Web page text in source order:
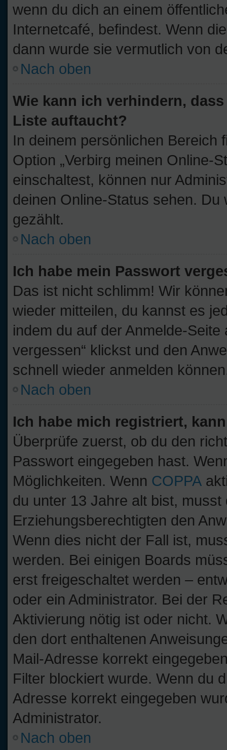
wenn du dich an einem
Internetcafé, befindest. Wenn
dann wurde sie vermutlich von
Nach oben
Wie kann ich verhindern,
Liste auftaucht?
In deinem persönlichen Bereich
Option „Verbirg meinen Online-
einschaltest, können nur
deinen Online-Status sehen.
gezählt.
Nach oben
Ich habe mein Passwort
Das ist nicht schlimm! Wir
wieder mitteilen, du kannst es
indem du auf der Anmelde-
vergessen“ klickst und den
schnell wieder anmelden
Nach oben
Ich habe mich registriert,
Überprüfe zuerst, ob du den
Passwort eingegeben hast.
Möglichkeiten. Wenn COPPA
du unter 13 Jahre alt bist,
Erziehungsberechtigten den
Wenn dies nicht der Fall ist,
werden. Bei einigen Boards
erst freigeschaltet werden –
oder ein Administrator. Bei der
Aktivierung nötig ist oder nicht.
den dort enthaltenen
Mail-Adresse korrekt
Filter blockiert wurde. Wenn du
Adresse korrekt eingegeben
Administrator.
Nach oben